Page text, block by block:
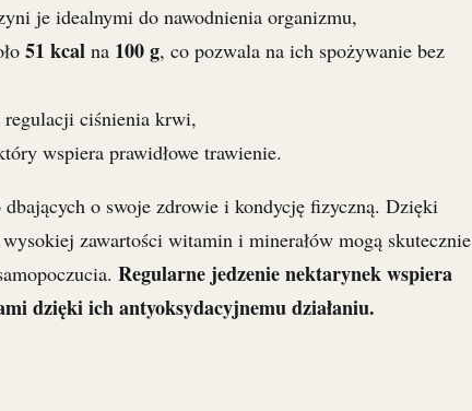
je idealnymi do nawodnienia organizmu,
51 kcal na 100 g, co pozwala na ich spożywanie bez
ciśnienia krwi,
wspiera prawidłowe trawienie.
o swoje zdrowie i kondycję fizyczną. Dzięki
zawartości witamin i minerałów mogą skutecznie
Regularne jedzenie nektarynek wspiera
dzięki ich antyoksydacyjnemu działaniu.